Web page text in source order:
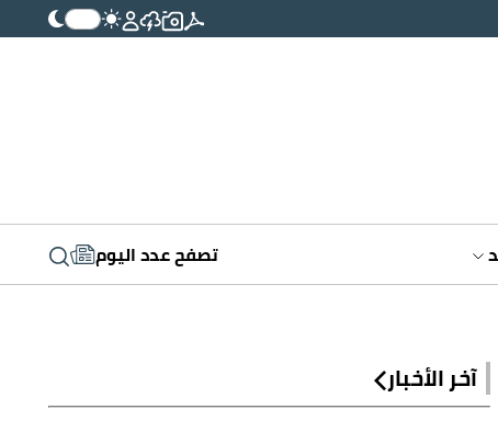
تصفح عدد اليوم
آخر الأخبار